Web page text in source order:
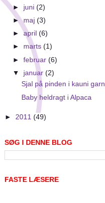
► juni(2)
►maj(3)
►april(6)
► marts(1)
►februar(6)
▼ januar(2)
Sjal på pinden i kauni garn
Baby heldragt i Alpaca
► 2011 (49)
SØG I DENNE BLOG
FASTE LÆSERE